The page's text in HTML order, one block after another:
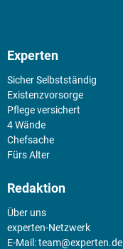
Experten
Sicher Selbstständig
Existenz­vorsorge
Pflege versichert
4 Wände
Chefsache
Fürs Alter
Redaktion
Über uns
experten-Netzwerk
E-Mail:team@experten.de